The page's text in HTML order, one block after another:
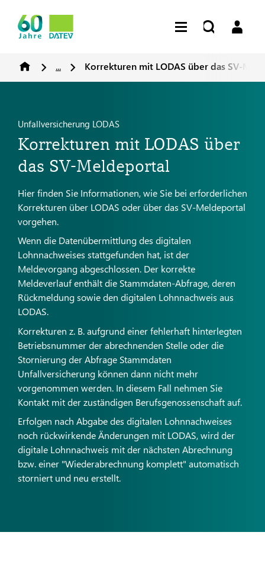
... Korrekturen mit LODAS über das SV-
Unfallversicherung LODAS
Korrekturen mit LODAS über
das SV-Meldeportal
Hier finden Sie Informationen, wie Sie bei erforderlichen
Korrekturen über LODAS oder über das SV-Meldeportal
vorgehen.
Wenn die Datenübermittlung des digitalen
Lohnnachweises stattgefunden hat, ist der
Meldevorgang abgeschlossen. Der korrekte
Meldeverlauf enthält die Stammdaten-Abfrage, deren
Rückmeldung sowie den digitalen Lohnnachweis aus
LODAS.
Korrekturen z. B. aufgrund einer fehlerhaft hinterlegten
Betriebsnummer der abrechnenden Stelle oder die
Stornierung der Abfrage Stammdaten
Unfallversicherung können dann nicht mehr
vorgenommen werden. In diesem Fall nehmen Sie
Kontakt mit der zuständigen Berufsgenossenschaft auf.
Erfolgen nach Abgabe des digitalen Lohnnachweises
noch rückwirkende Änderungen mit LODAS, wird der
digitale Lohnnachweis mit der nächsten Abrechnung
bzw. einer "Wiederabrechnung komplett" automatisch
storniert und neu erstellt.